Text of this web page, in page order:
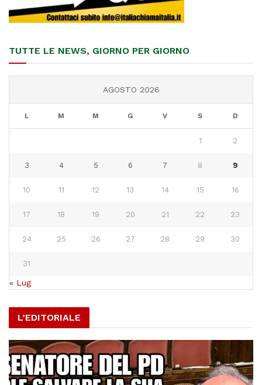
TUTTE LE NEWS, GIORNO PER GIORNO
AGOSTO 2026
L M M G V S D
1 2
3 4 5 6 7 8 9
10 11 12 13 14 15 16
17 18 19 20 21 22 23
24 25 26 27 28 29 30
31
« Lug
L’EDITORIALE